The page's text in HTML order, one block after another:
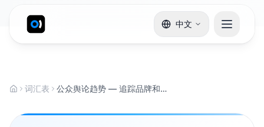
中文
词汇表 公众舆论趋势 — 追踪品牌和话题情感如何随时间变化